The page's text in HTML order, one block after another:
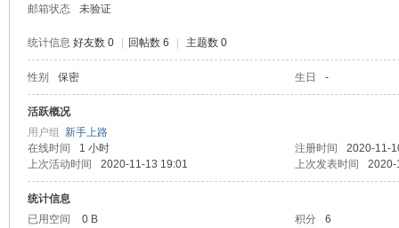
邮箱状态
未验证
统计信息 好友数 0 回帖数 6 主题数 0
性别 保密 生日 -
活跃概况
用户组 新手上路
在线时间
1 小时 注册时间
2020-11-
上次活动时间
2020-11-13 19:01 上次发表时间 2020-
统计信息
已用空间
0 B 积分
6